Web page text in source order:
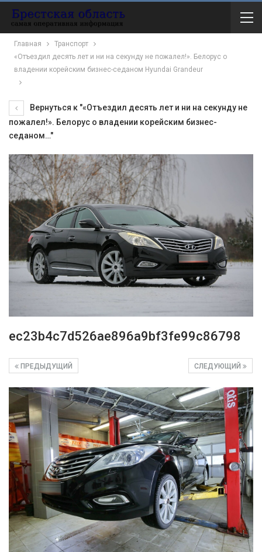
Главная
Транспорт
«Отъездил десять лет и ни на секунду не пожалел!». Белорус о
владении корейским бизнес-седаном Hyundai Grandeur
Вернуться к "«Отъездил десять лет и ни на секунду не
пожалел!». Белорус о владении корейским бизнес-
седаном…"
ec23b4c7d526ae896a9bf3fe99c86798
СЛЕДУЮЩИЙ
ПРЕДЫДУЩИЙ